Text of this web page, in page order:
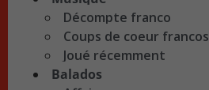
Décompte franco
Coups de coeur francos
Joué récemment
Balados